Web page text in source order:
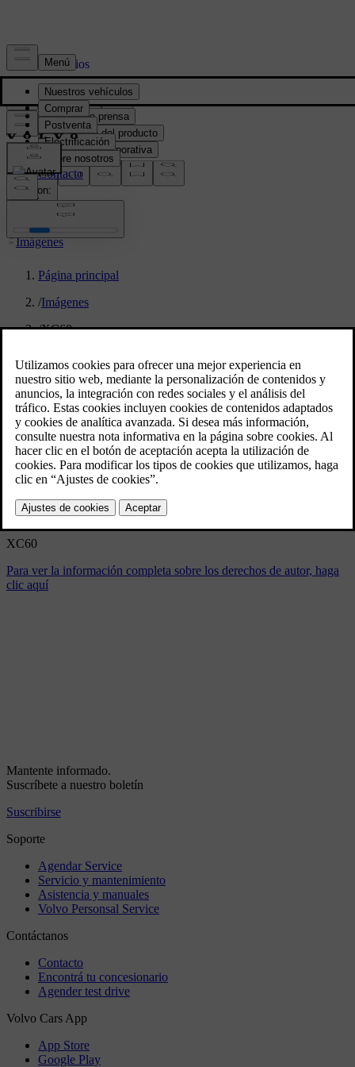
Prensa y Medios
Material de prensa
Información del producto
Información corporativa
Contacto de medios
location:
PY
Imágenes
Página principal
/Imágenes
/XC60
XC60
10/16/2025
Marcador
Compartir
Descargar
XC60
Para ver la información completa sobre los derechos de autor, haga
clic aquí